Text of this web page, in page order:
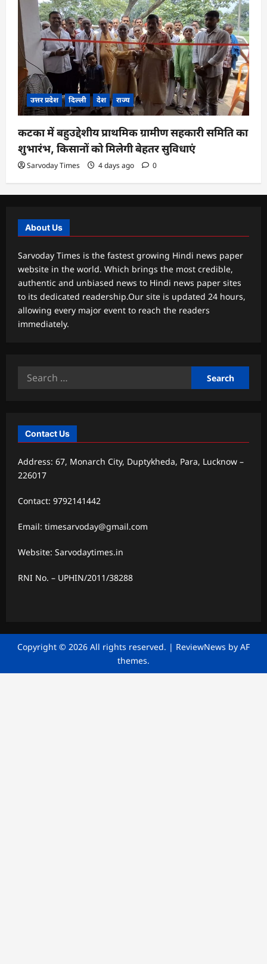
उत्तर प्रदेश दिल्ली देश राज्य
कटका में बहुउद्देशीय प्राथमिक ग्रामीण सहकारी समिति का
शुभारंभ, किसानों को मिलेगी बेहतर सुविधाएं
Sarvoday Times 4 days ago 0
About Us
Sarvoday Times is the fastest growing Hindi news paper
website in the world. Which brings the most credible,
authentic and unbiased news to Hindi news paper sites
to its dedicated readership.Our site is updated 24 hours,
allowing every major event to reach the readers
immediately.
Search
Contact Us
Address: 67, Monarch City, Duptykheda, Para, Lucknow –
226017
Contact: 9792141442
Email: timesarvoday@gmail.com
Website: Sarvodaytimes.in
RNI No. – UPHIN/2011/38288
Copyright © 2026 All rights reserved. | ReviewNews by AF
themes.